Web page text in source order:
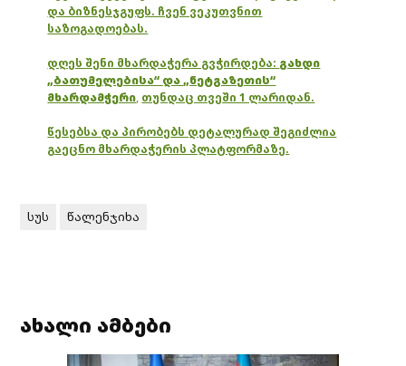
და ბიზნესჯგუფს. ჩვენ ვეკუთვნით
საზოგადოებას.
დღეს შენი მხარდაჭერა გვჭირდება: გახდი
„ბათუმელებისა“ და „ნეტგაზეთის“
მხარდამჭერი, თუნდაც თვეში 1 ლარიდან.
წესებსა და პირობებს დეტალურად შეგიძლია
გაეცნო მხარდაჭერის პლატფორმაზე.
სუს წალენჯიხა
ახალი ამბები